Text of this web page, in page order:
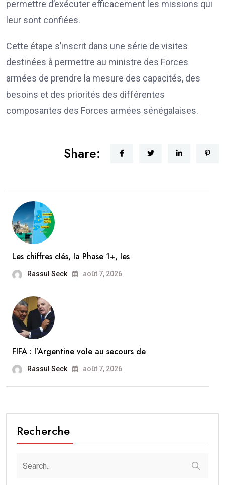
permettre d’exécuter efficacement les missions qui
leur sont confiées.
Cette étape s’inscrit dans une série de visites
destinées à permettre au ministre des Forces
armées de prendre la mesure des capacités, des
besoins et des priorités des différentes
composantes des Forces armées sénégalaises.
Share:
Les chiffres clés, la Phase 1+, les
Rassul Seck août 7, 2026
FIFA : l’Argentine vole au secours de
Rassul Seck août 7, 2026
Recherche